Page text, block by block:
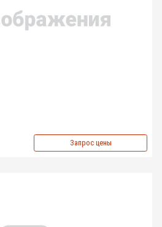
Запрос цены